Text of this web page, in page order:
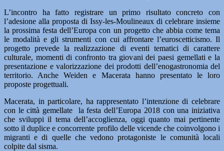
L’incontro ha fatto registrare un primo risultato concreto con
l’adesione alla proposta di Issy-les-Moulineaux di celebrare insieme
la prossima festa dell’Europa con un progetto che abbia come tema
le modalità e gli strumenti con cui affrontare l’euroscetticismo. Il
progetto prevede la realizzazione di eventi tematici di carattere
culturale, momenti di confronto tra giovani dei paesi gemellati e la
presentazione e valorizzazione dei prodotti dell’enogastronomia del
territorio. Anche Weiden e Macerata hanno presentato le loro
proposte progettuali.
Macerata, in particolare, ha rappresentato l’intenzione di celebrare
con le città gemellate la festa dell’Europa 2018 con una iniziativa
che sviluppi il tema dell’accoglienza, oggi quanto mai pertinente
sotto il duplice e concorrente profilo delle vicende che coinvolgono i
migranti e di quelle che vedono protagoniste le comunità locali
colpite dal sisma.